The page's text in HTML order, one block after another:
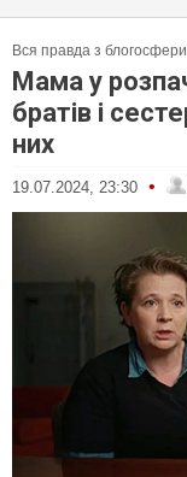
Вся правда з блогосфери
Мама у
братів і
них
19.07.2024, 23:30 •